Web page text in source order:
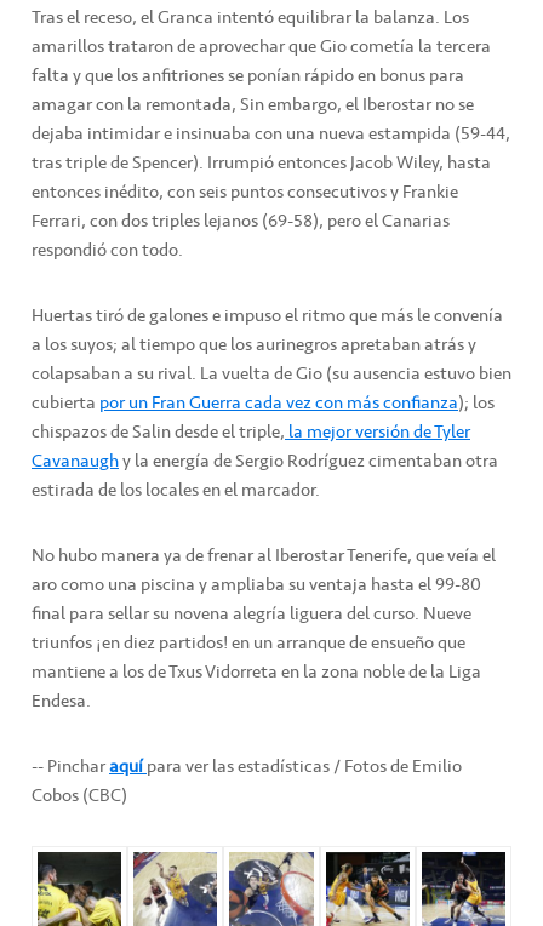
Tras el receso, el Granca intentó equilibrar la balanza. Los
amarillos trataron de aprovechar que Gio cometía la tercera
falta y que los anfitriones se ponían rápido en bonus para
amagar con la remontada, Sin embargo, el Iberostar no se
dejaba intimidar e insinuaba con una nueva estampida (59-44,
tras triple de Spencer). Irrumpió entonces Jacob Wiley, hasta
entonces inédito, con seis puntos consecutivos y Frankie
Ferrari, con dos triples lejanos (69-58), pero el Canarias
respondió con todo.
Huertas tiró de galones e impuso el ritmo que más le convenía
a los suyos; al tiempo que los aurinegros apretaban atrás y
colapsaban a su rival. La vuelta de Gio (su ausencia estuvo bien
cubierta por un Fran Guerra cada vez con más confianza); los
chispazos de Salin desde el triple, la mejor versión de Tyler
Cavanaughy la energía de Sergio Rodríguez cimentaban otra
estirada de los locales en el marcador.
No hubo manera ya de frenar al Iberostar Tenerife, que veía el
aro como una piscina y ampliaba su ventaja hasta el 99-80
final para sellar su novena alegría liguera del curso. Nueve
triunfos ¡en diez partidos! en un arranque de ensueño que
mantiene a los de Txus Vidorreta en la zona noble de la Liga
Endesa.
-- Pincharaquípara ver las estadísticas / Fotos de Emilio
Cobos (CBC)